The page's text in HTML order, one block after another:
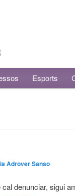
Esports
Adrover Sanso
denunciar, sigui